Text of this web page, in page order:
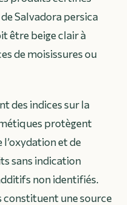
Salvadora persica
être beige clair à
de moisissures ou
des indices sur la
protègent
et de
sans indication
non identifiés.
constituent une source